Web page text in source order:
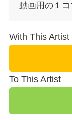
動画用の１
With This Artist
To This Artist